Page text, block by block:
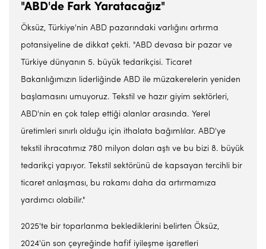
"ABD'de Fark Yaratacağız"
Öksüz, Türkiye'nin ABD pazarındaki varlığını artırma
potansiyeline de dikkat çekti. "ABD devasa bir pazar ve
Türkiye dünyanın 5. büyük tedarikçisi. Ticaret
Bakanlığımızın liderliğinde ABD ile müzakerelerin yeniden
başlamasını umuyoruz. Tekstil ve hazır giyim sektörleri,
ABD'nin en çok talep ettiği alanlar arasında. Yerel
üretimleri sınırlı olduğu için ithalata bağımlılar. ABD'ye
tekstil ihracatımız 780 milyon doları aştı ve bu bizi 8. büyük
tedarikçi yapıyor. Tekstil sektörünü de kapsayan tercihli bir
ticaret anlaşması, bu rakamı daha da artırmamıza
yardımcı olabilir."
2025'te bir toparlanma beklediklerini belirten Öksüz,
2024'ün son çeyreğinde hafif iyileşme işaretleri